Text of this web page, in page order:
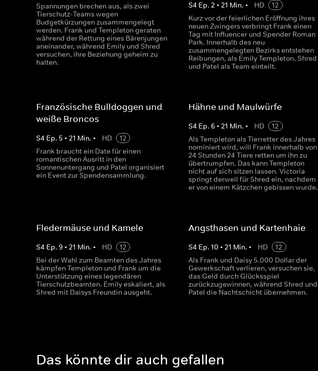
Spannungen brechen aus, als zwei
Tierschutz-Teams wegen
Budgetkürzungen zusammengelegt
werden. Frank und Templeton geraten
während der Rettung eines Bärenjungen
aneinander, während Emily und Shred
versuchen, ihre Beziehung geheim zu
halten.
S4 Ep.2 •21 Min. • HD
12
Kurz vor der feierlichen Eröffnung ihres
neuen Zwingers verbringt Frank einen
Tag mit Influencer und Spender Roman
Park. Innerhalb des neu
zusammengelegten Bezirks entstehen
Reibungen, als Emily Templeton, Shred
und Patel als Team einteilt.
Französische Bulldoggen und
weiße Broncos
S4 Ep. 5 • 21 Min. • HD
12
Frank braucht ein Date für einen
romantischen Ausritt in den
Sonnenuntergang und Patel organisiert
ein Event zur Spendensammlung.
Hähne und Maulwürfe
S4 Ep.6 •21 Min. • HD
12
Als Templeton als Tierretter des Jahres
nominiert wird, will Frank innerhalb von
24 Stunden 24 Tiere retten um ihn zu
übertrumpfen. Das kann Templeton
nicht auf sich sitzen lassen. Victoria
springt derweil für Shred ein, nachdem
er von einem Kätzchen gebissen wurde.
Fledermäuse und Kamele
S4 Ep. 9 • 21 Min. • HD
12
Bei der Wahl zum Beamten des Jahres
kämpfen Templeton und Frank um die
Unterstützung eines legendären
Tierschutzbeamten. Emily eskaliert, als
Shred mit Daisys Freundin ausgeht.
Angsthasen und Kartenhaie
S4 Ep.10 •21 Min. • HD
12
Als Frank und Daisy 5.000 Dollar der
Gewerkschaft verlieren, versuchen sie,
das Geld durch Glücksspiel
zurückzugewinnen, während Shred und
Patel die Nachtschicht übernehmen.
Das könnte dir auch gefallen